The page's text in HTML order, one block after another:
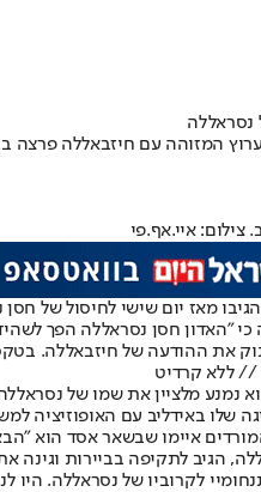
נסראללה
המזוהה עם חיזבאללה פרצה
צילום: איי.אף.פי
מאז יום שישי לחיסול של
"האדון חסן נסראללה הפך
את ההודעה של חיזבאללה.
// ללא קרדיט
נמנע מלציין את שמו של
שלו באידליב עם
איימו שבשאר אסד הוא
הגיב לתקיפה בביירות
לקרוביו של נסראללה.